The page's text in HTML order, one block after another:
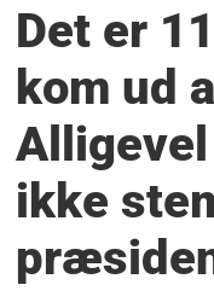
Det er
kom ud
ikke